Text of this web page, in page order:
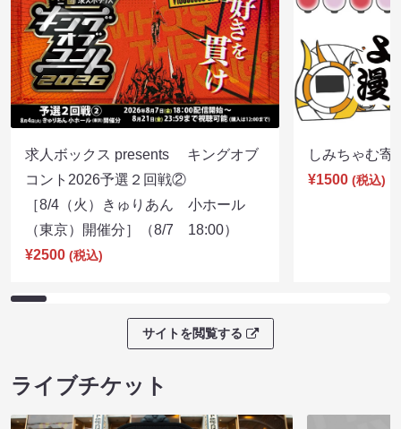
求人ボックス presents キングオブ
コント2026予選２回戦②
［8/4（火）きゅりあん 小ホール
（東京）開催分］（8/7 18:00）
¥2500 (税込)
しみちゃむ
¥1500 (税込)
サイトを閲覧する
ライブチケット